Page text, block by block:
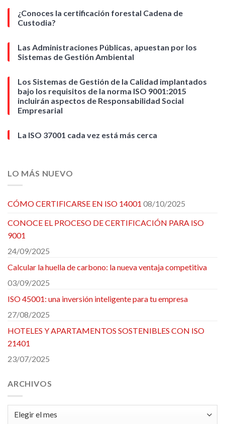
¿Conoces la certificación forestal Cadena de
Custodia?
Las Administraciones Públicas, apuestan por los
Sistemas de Gestión Ambiental
Los Sistemas de Gestión de la Calidad implantados
bajo los requisitos de la norma ISO 9001:2015
incluirán aspectos de Responsabilidad Social
Empresarial
La ISO 37001 cada vez está más cerca
LO MÁS NUEVO
CÓMO CERTIFICARSE EN ISO 14001 08/10/2025
CONOCE EL PROCESO DE CERTIFICACIÓN PARA ISO
9001
24/09/2025
Calcular la huella de carbono: la nueva ventaja competitiva
03/09/2025
ISO 45001: una inversión inteligente para tu empresa
27/08/2025
HOTELES Y APARTAMENTOS SOSTENIBLES CON ISO
21401
23/07/2025
ARCHIVOS
Archivos